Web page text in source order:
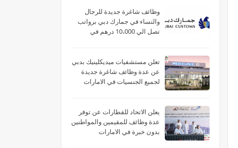
وظائف شاغرة جديدة للرجال
والنساء في جمارك دبي برواتب
تصل الي 10،000 درهم في
تعلن مستشفيات ميديكلينيك بدبي
عن عدة وظائف شاغرة جديدة
لجميع الجنسيات في الامارات
يعلن الاتحاد للقطارات عن توفر
عدة وظائف للمقيمين والمواطنين
بدون خبرة في الامارات